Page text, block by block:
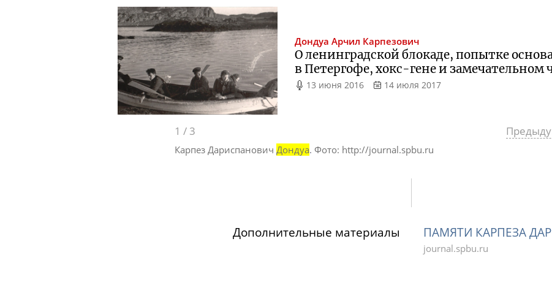
Дондуа Арчил Карпезович
О ленинградской блокаде, попытке
в Петергофе,хокс-генеи замечательном
13 июня 2016 14 июля 2017
1 / 3
Карпез Дариспанович Дондуа. Фото: http://journal.spbu.ru
Дополнительные материалы ПАМЯТИ КАРПЕЗА
journal.spbu.ru